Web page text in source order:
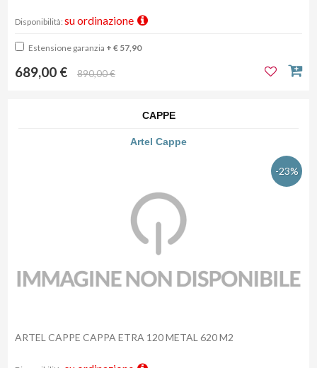
Disponibilità: su ordinazione
Estensione garanzia + € 57,90
689,00 € 890,00 €
CAPPE
Artel Cappe
-23%
ARTEL CAPPE CAPPA ETRA 120 METAL 620 M2